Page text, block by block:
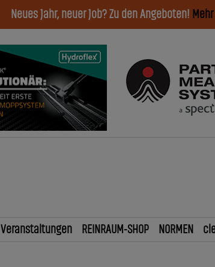
Neues Jahr, neuer Job? Zu den Angeboten! Mehr
Veranstaltungen REINRAUM-SHOP NORMEN